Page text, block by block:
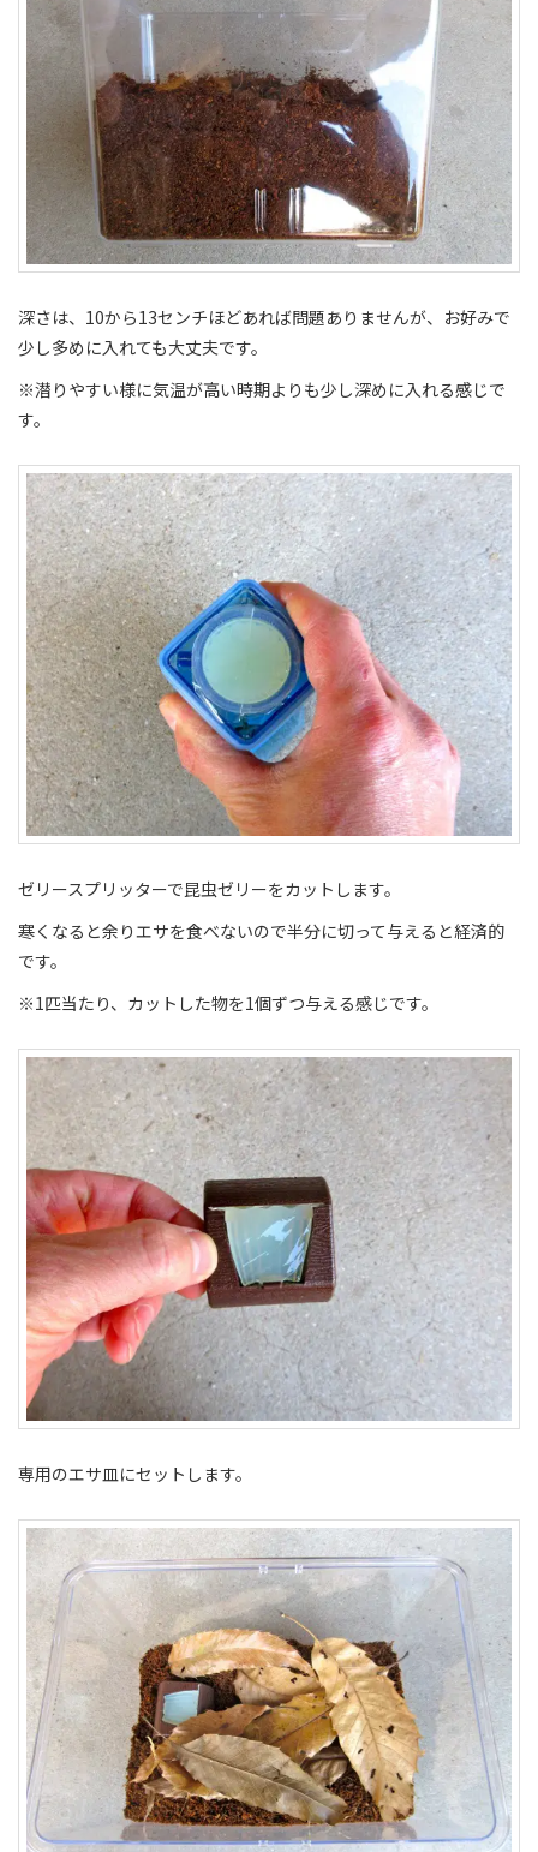
深さは、10から13センチほどあれば問題ありませんが、お好みで
少し多めに入れても大丈夫です。
※潜りやすい様に気温が高い時期よりも少し深めに入れる感じで
す。
ゼリースプリッターで昆虫ゼリーをカットします。
寒くなると余りエサを食べないので半分に切って与えると経済的
です。
※1匹当たり、カットした物を1個ずつ与える感じです。
専用のエサ皿にセットします。